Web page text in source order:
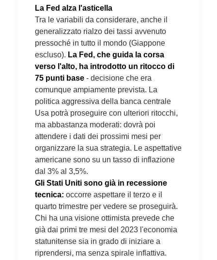
La Fed alza l'asticella
Tra le variabili da considerare, anche il
generalizzato rialzo dei tassi avvenuto
pressoché in tutto il mondo (Giappone
escluso). La Fed, che guida la corsa
verso l'alto, ha introdotto un ritocco di
75 punti base - decisione che era
comunque ampiamente prevista. La
politica aggressiva della banca centrale
Usa potrà proseguire con ulteriori ritocchi,
ma abbastanza moderati: dovrà poi
attendere i dati dei prossimi mesi per
organizzare la sua strategia. Le aspettative
americane sono su un tasso di inflazione
dal 3% al 3,5%.
Gli Stati Uniti sono già in recessione
tecnica: occorre aspettare il terzo e il
quarto trimestre per vedere se proseguirà.
Chi ha una visione ottimista prevede che
già dai primi tre mesi del 2023 l'economia
statunitense sia in grado di iniziare a
riprendersi, ma senza spirale inflattiva.